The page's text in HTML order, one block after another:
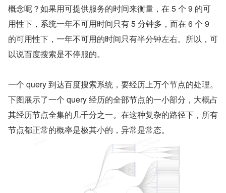
概念呢？如果用可提供服务的时间来衡量，在 5 个 9 的可
用性下，系统一年不可用时间只有 5 分钟多，而在 6 个 9
的可用性下，一年不可用的时间只有半分钟左右。所以，可
以说百度搜索是不停服的。
一个 query 到达百度搜索系统，要经历上万个节点的处理。
下图展示了一个 query 经历的全部节点的一小部分，大概占
其经历节点全集的几千分之一。在这种复杂的路径下，所有
节点都正常的概率是极其小的，异常是常态。